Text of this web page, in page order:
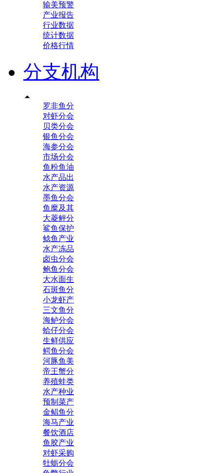
输美预警
产业报告
行业数据
统计数据
价格行情
分支机构

罗非鱼分
对虾分会
贝类分会
银鱼分会
海参分会
市场分会
鱼粉鱼油
水产品出
水产资源
墨鱼分会
鱼糜及其
大菱鲆分
鲨鱼保护
鲶鱼产业
水产冻品
卤虫分会
鲍鱼分会
大水面生
石斑鱼分
小龙虾产
三文鱼分
海鲈分会
蛤仔分会
生鲜供应
鳄鱼分会
河豚鱼美
帝王蟹分
养殖蛙类
水产种业
预制菜产
金鲳鱼分
海马产业
餐饮酒店
鱼胶产业
对虾采购
牡蛎分会